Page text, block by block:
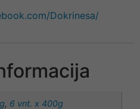
Dokrinesa/
, 6 vnt. x 400g